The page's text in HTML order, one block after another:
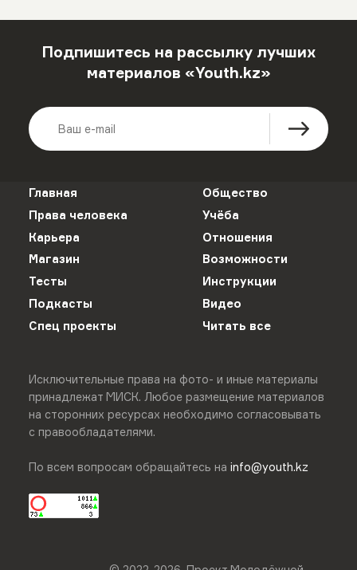
Подпишитесь на рассылку лучших
материалов «Youth.kz»
Главная
Общество
Права человека
Учёба
Карьера
Отношения
Магазин
Возможности
Тесты
Инструкции
Подкасты
Видео
Спец проекты
Читать все
Исключительные права на фото- и иные материалы
принадлежат МИСК. Любое размещение материалов
на сторонних ресурсах необходимо согласовывать
с правообладателями.
По всем вопросам обращайтесь на info@youth.kz